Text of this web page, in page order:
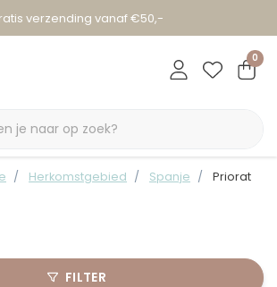
verzending vanaf €50,-
0
Herkomstgebied Spanje Priorat
FILTER